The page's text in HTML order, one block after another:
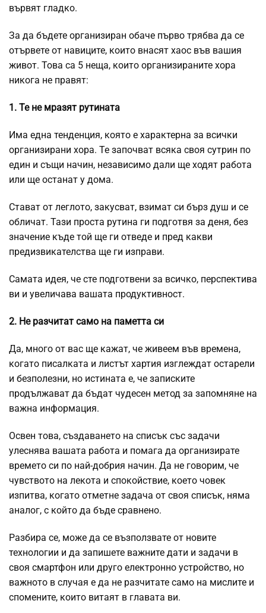
вървят гладко.
За да бъдете организиран обаче първо трябва да се
отървете от навиците, които внасят хаос във вашия
живот. Това са 5 неща, които организираните хора
никога не правят:
1. Те ​​не мразят рутината
Има една тенденция, която е характерна за всички
организирани хора. Те започват всяка своя сутрин по
един и същи начин, независимо дали ще ходят работа
или ще останат у дома.
Стават от леглото, закусват, взимат си бърз душ и се
обличат. Тази проста рутина ги подготвя за деня, без
значение къде той ще ги отведе и пред какви
предизвикателства ще ги изправи.
Самата идея, че сте подготвени за всичко, перспектива
ви и увеличава вашата продуктивност.
2. Не разчитат само на паметта си
Да, много от вас ще кажат, че живеем във времена,
когато писалката и листът хартия изглеждат остарели
и безполезни, но истината е, че записките
продължават да бъдат чудесен метод за запомняне на
важна информация.
Освен това, създаването на списък със задачи
улеснява вашата работа и помага да организирате
времето си по най-добрия начин. Да не говорим, че
чувството на лекота и спокойствие, което човек
изпитва, когато отметне задача от своя списък, няма
аналог, с който да бъде сравнено.
Разбира се, може да се възползвате от новите
технологии и да запишете важните дати и задачи в
своя смартфон или друго електронно устройство, но
важното в случая е да не разчитате само на мислите и
спомените, които витаят в главата ви.